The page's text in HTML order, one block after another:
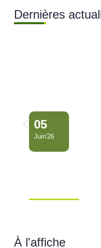
Dernières
05
Juin'26
À l'affiche